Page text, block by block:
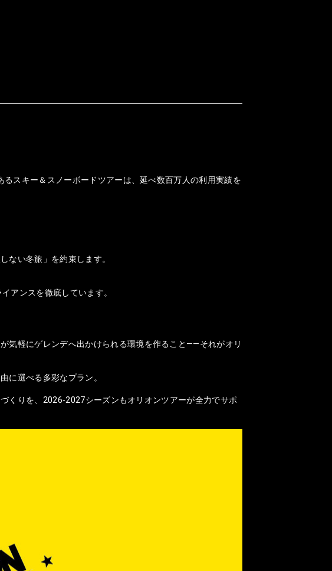
スキー＆スノーボードツアーは、延べ数百万人の利用実績を
ない冬旅」を約束します。
アンスを徹底しています。
気軽にゲレンデへ出かけられる環境を作ること——それがオリ
に選べる多彩なプラン。
くりを、2026-2027シーズンもオリオンツアーが全力でサポ